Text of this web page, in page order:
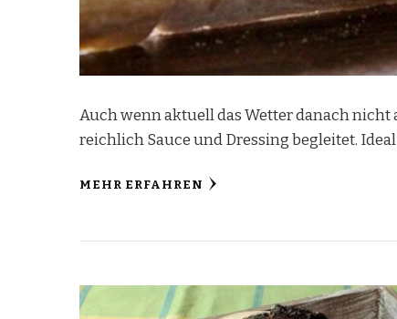
Auch wenn aktuell das Wetter danach
reichlich Sauce und Dressing begleitet.
MEHR ERFAHREN